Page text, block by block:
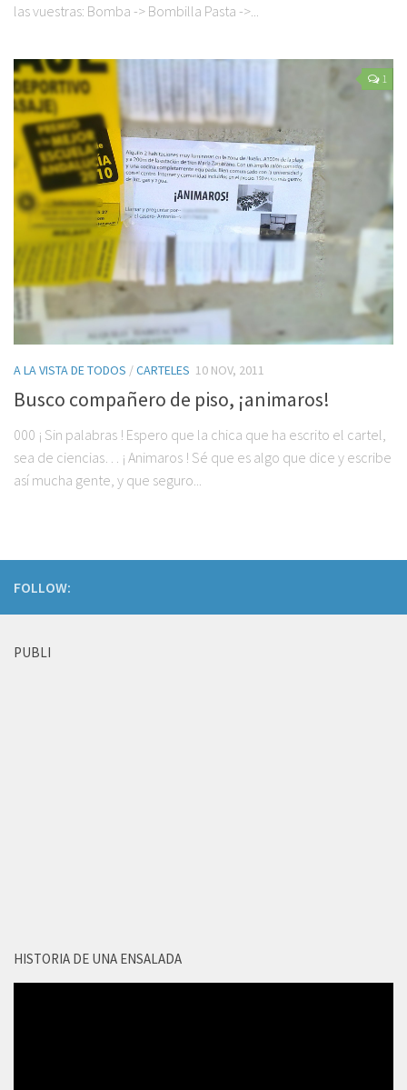
las vuestras: Bomba -> Bombilla Pasta ->...
1
A LA VISTA DE TODOS /CARTELES 10 NOV, 2011
Busco compañero de piso, ¡animaros!
000 ¡ Sin palabras ! Espero que la chica que ha escrito el cartel,
sea de ciencias… ¡ Animaros ! Sé que es algo que dice y escribe
así mucha gente, y que seguro...
FOLLOW:
PUBLI
HISTORIA DE UNA ENSALADA